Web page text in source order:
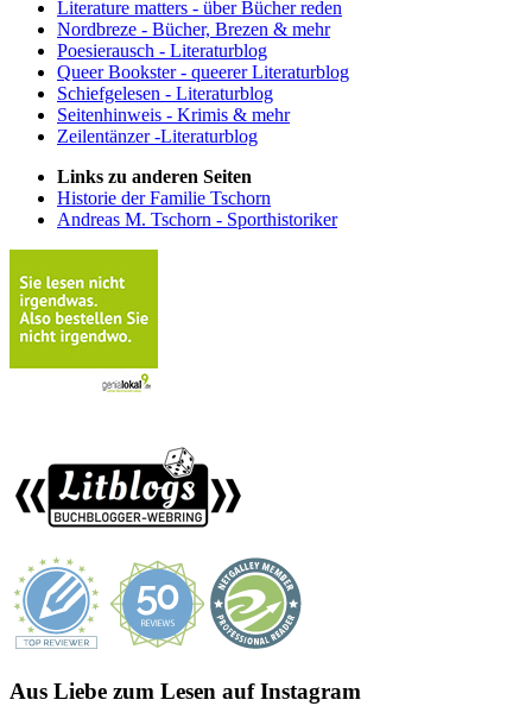
Literature matters - über Bücher reden
Nordbreze - Bücher, Brezen & mehr
Poesierausch - Literaturblog
Queer Bookster - queerer Literaturblog
Schiefgelesen - Literaturblog
Seitenhinweis - Krimis & mehr
Zeilentänzer -Literaturblog
Links zu anderen Seiten
Historie der Familie Tschorn
Andreas M. Tschorn - Sporthistoriker
Aus Liebe zum Lesen auf Instagram